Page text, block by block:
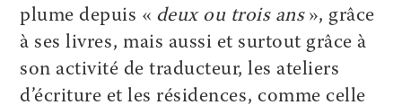
plume depuis « deux ou trois ans», grâce
à ses livres, mais aussi et surtout grâce à
son activité de traducteur, les ateliers
d’écriture et les résidences, comme celle